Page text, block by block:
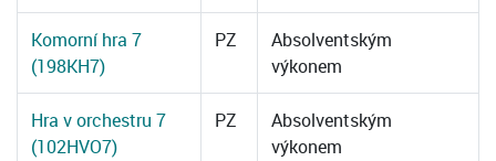
Komorní hra 7
(198KH7)
PZ
Absolventským
výkonem
Hra v orchestru 7
(102HVO7)
PZ
Absolventským
výkonem